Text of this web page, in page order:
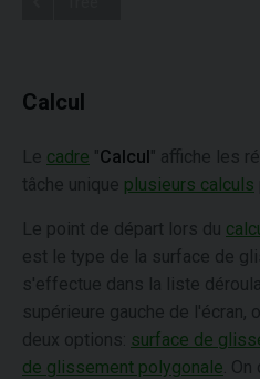
Calcul
Le cadre "Calcul" affiche les
tâche unique plusieurs calculs
Le point de départ lors du
est le type de la surface de
s'effectue dans la liste
supérieure gauche de l'écran,
deux options: surface de
de glissement polygonale .